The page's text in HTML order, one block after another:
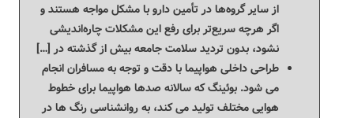
از سایر گروه‌ها در تأمین دارو با مشکل مواجه هستند و
اگر هرچه سریع‌تر برای رفع این مشکلات چاره‌اندیشی
نشود، بدون تردید سلامت جامعه بیش از گذشته در […]
طراحی داخلی هواپیما با دقت و توجه به مسافران انجام
می شود. بوئینگ که سالانه صدها هواپیما برای خطوط
هوایی مختلف تولید می کند، به روانشناسی رنگ ها در